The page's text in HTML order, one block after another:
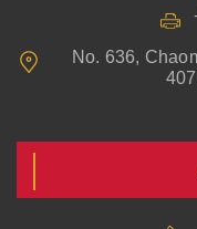
No. 636,